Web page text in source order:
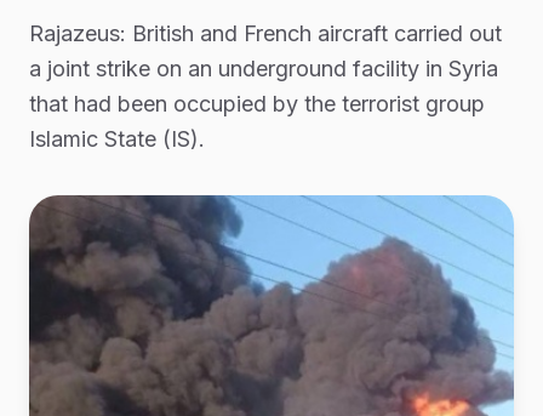
Rajazeus: British and French aircraft carried out
a joint strike on an underground facility in Syria
that had been occupied by the terrorist group
Islamic State (IS).